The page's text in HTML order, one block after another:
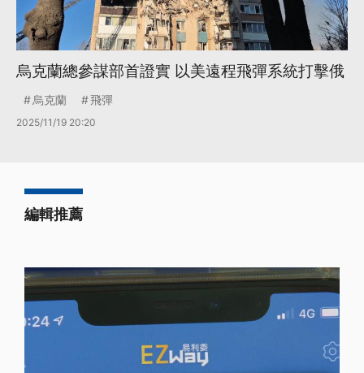
烏克蘭總參謀部首證實 以美遠程飛彈系統打擊俄
烏克蘭 飛彈
2025/11/19 20:20
編輯推薦